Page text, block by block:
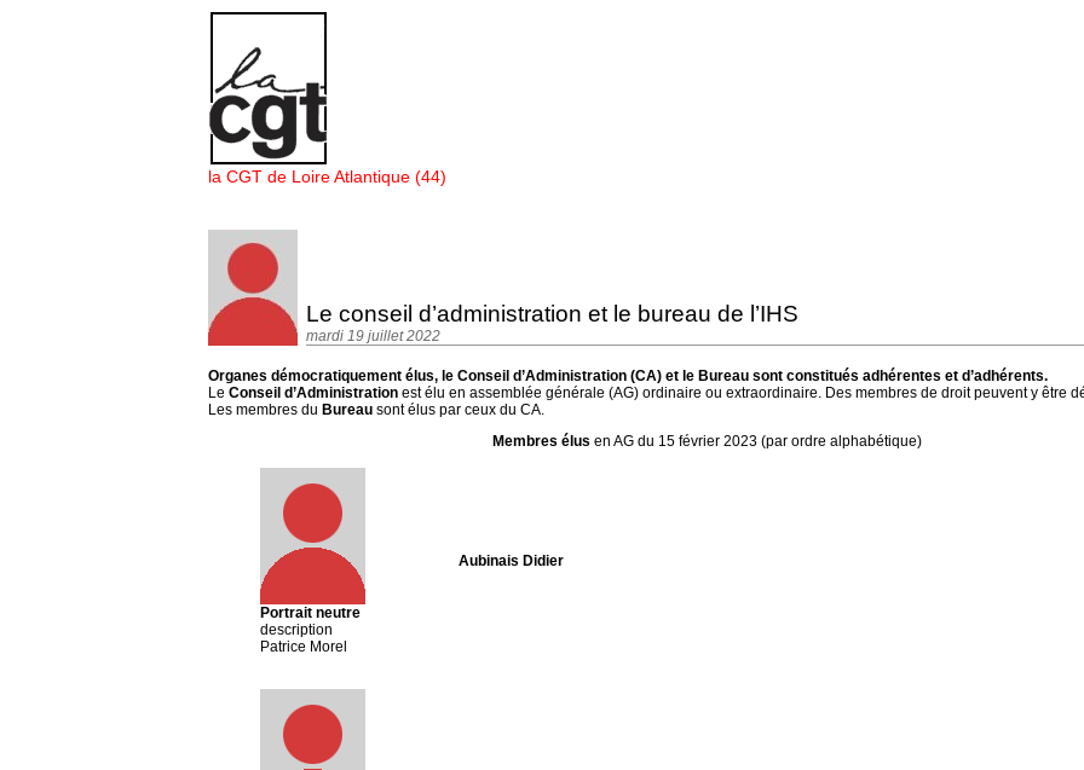
Panneau de gestion des cookies
la CGT de Loire Atlantique (44)
Le conseil d’administration et le bureau de l’IHS
mardi 19 juillet 2022
Organes démocratiquement élus, le Conseil d’Administration (CA) et le Bureau sont constitués adhérentes et d’adhérents.
Le Conseil d’Administration est élu en assemblée générale (AG) ordinaire ou extraordinaire. Des membres de droit peuvent y être
Les membres du Bureau sont élus par ceux du CA.
Membres élus en AG du 15 février 2023 (par ordre alphabétique)
Portrait neutre
description
Patrice Morel
Aubinais Didier